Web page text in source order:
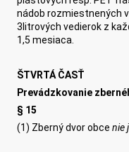
nádob rozmiestnených
3litrových vedierok z
1,5 mesiaca.
ŠTVRTÁ ČASŤ
Prevádzkovanie
§ 15
(1) Zberný dvor obcenie